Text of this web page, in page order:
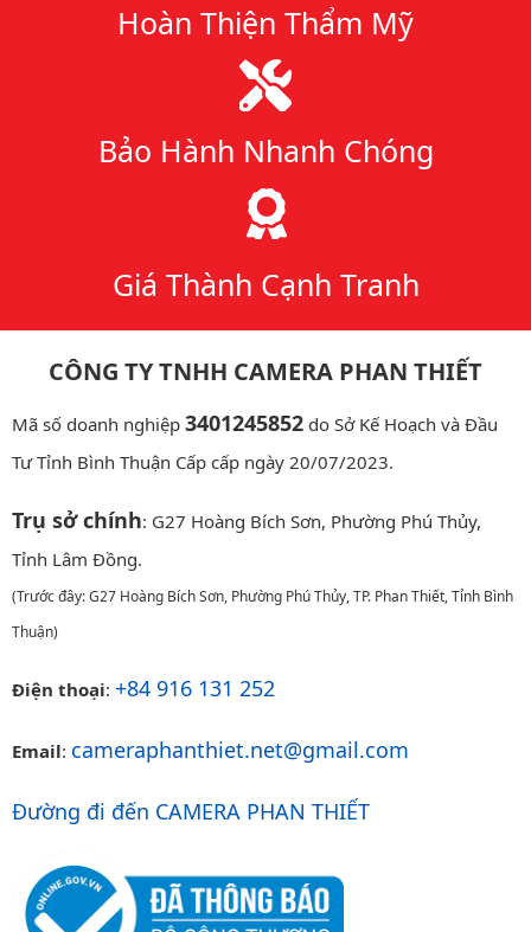
Hoàn Thiện Thẩm Mỹ
Bảo Hành Nhanh Chóng
Giá Thành Cạnh Tranh
CÔNG TY TNHH CAMERA PHAN THIẾT
Mã số doanh nghiệp 3401245852 do Sở Kế Hoạch và Đầu
Tư Tỉnh Bình Thuận Cấp cấp ngày 20/07/2023.
Trụ sở chính: G27 Hoàng Bích Sơn, Phường Phú Thủy,
Tỉnh Lâm Đồng.
(Trước đây: G27 Hoàng Bích Sơn, Phường Phú Thủy, TP. Phan Thiết, Tỉnh Bình
Thuận)
Điện thoại: +84 916 131 252
Email: cameraphanthiet.net@gmail.com
Đường đi đến CAMERA PHAN THIẾT